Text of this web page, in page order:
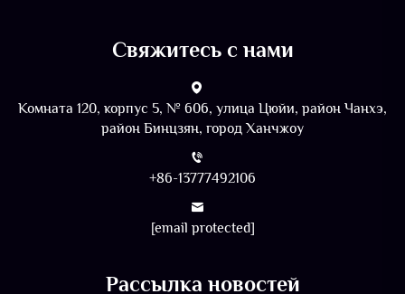
Свяжитесь с нами
Комната 120, корпус 5, № 606, улица Цюйи, район Чанхэ,
район Бинцзян, город Ханчжоу
+86-13777492106
[email protected]
Рассылка новостей